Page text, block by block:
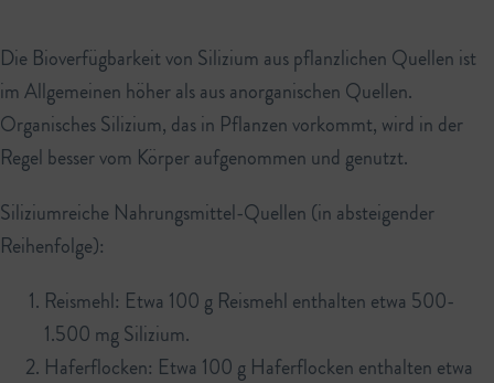
Die Bioverfügbarkeit von Silizium aus pflanzlichen Quellen ist
im Allgemeinen höher als aus anorganischen Quellen.
Organisches Silizium, das in Pflanzen vorkommt, wird in der
Regel besser vom Körper aufgenommen und genutzt.
Siliziumreiche Nahrungsmittel-Quellen (in absteigender
Reihenfolge):
Reismehl: Etwa 100 g Reismehl enthalten etwa 500-
1.500 mg Silizium.
Haferflocken: Etwa 100 g Haferflocken enthalten etwa